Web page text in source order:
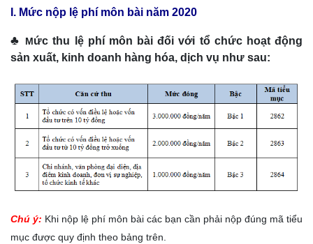
I. Mức nộp lệ phí môn bài năm 2020
♣ Mức thu lệ phí môn bài đối với tổ chức hoạt động
sản xuất, kinh doanh hàng hóa, dịch vụ như sau:
Chú ý: Khi nộp lệ phí môn bài các bạn cần phải nộp đúng mã tiểu
mục được quy định theo bảng trên.